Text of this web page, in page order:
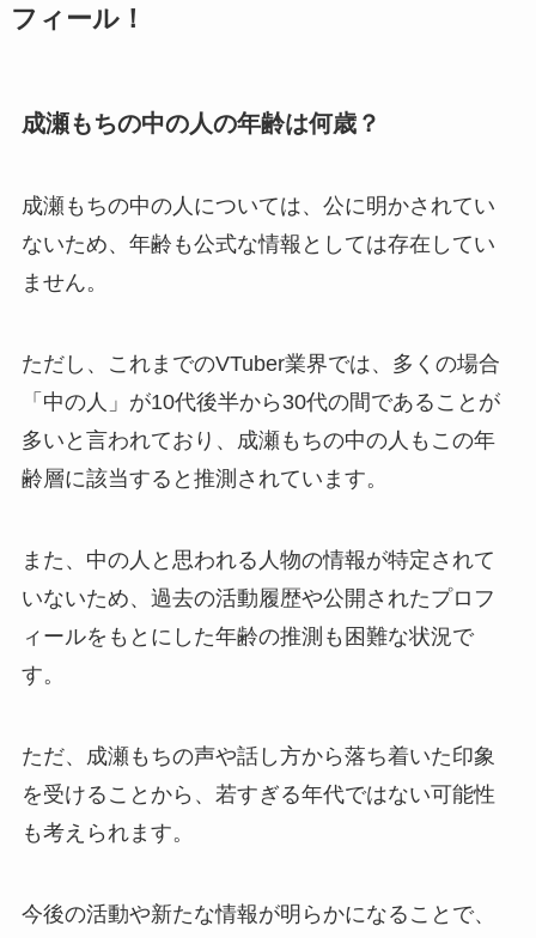
フィール！
成瀬もちの中の人の年齢は何歳？
成瀬もちの中の人については、公に明かされてい
ないため、年齢も公式な情報としては存在してい
ません。
ただし、これまでのVTuber業界では、多くの場合
「中の人」が10代後半から30代の間であることが
多いと言われており、成瀬もちの中の人もこの年
齢層に該当すると推測されています。
また、中の人と思われる人物の情報が特定されて
いないため、過去の活動履歴や公開されたプロフ
ィールをもとにした年齢の推測も困難な状況で
す。
ただ、成瀬もちの声や話し方から落ち着いた印象
を受けることから、若すぎる年代ではない可能性
も考えられます。
今後の活動や新たな情報が明らかになることで、